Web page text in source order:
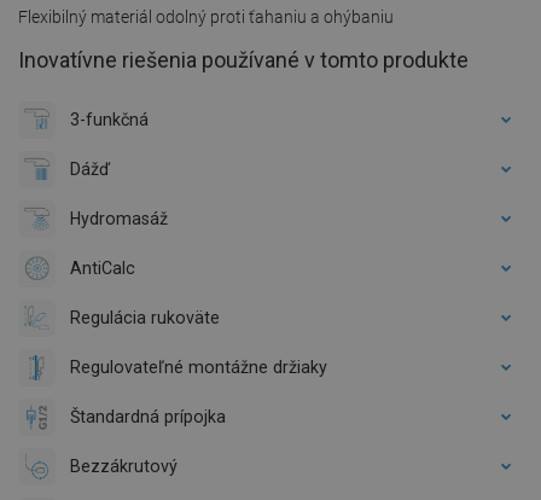
Flexibilný materiál odolný proti ťahaniu a ohýbaniu
Inovatívne riešenia používané v tomto produkte
3-funkčná
Dážď
Hydromasáž
AntiCalc
Regulácia rukoväte
Regulovateľné montážne držiaky
Štandardná prípojka
Bezzákrutový